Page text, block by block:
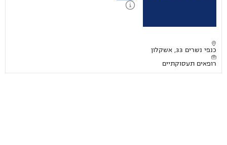
כנפי נשרים 33, אשקלון
רופאים תעסוקתיים